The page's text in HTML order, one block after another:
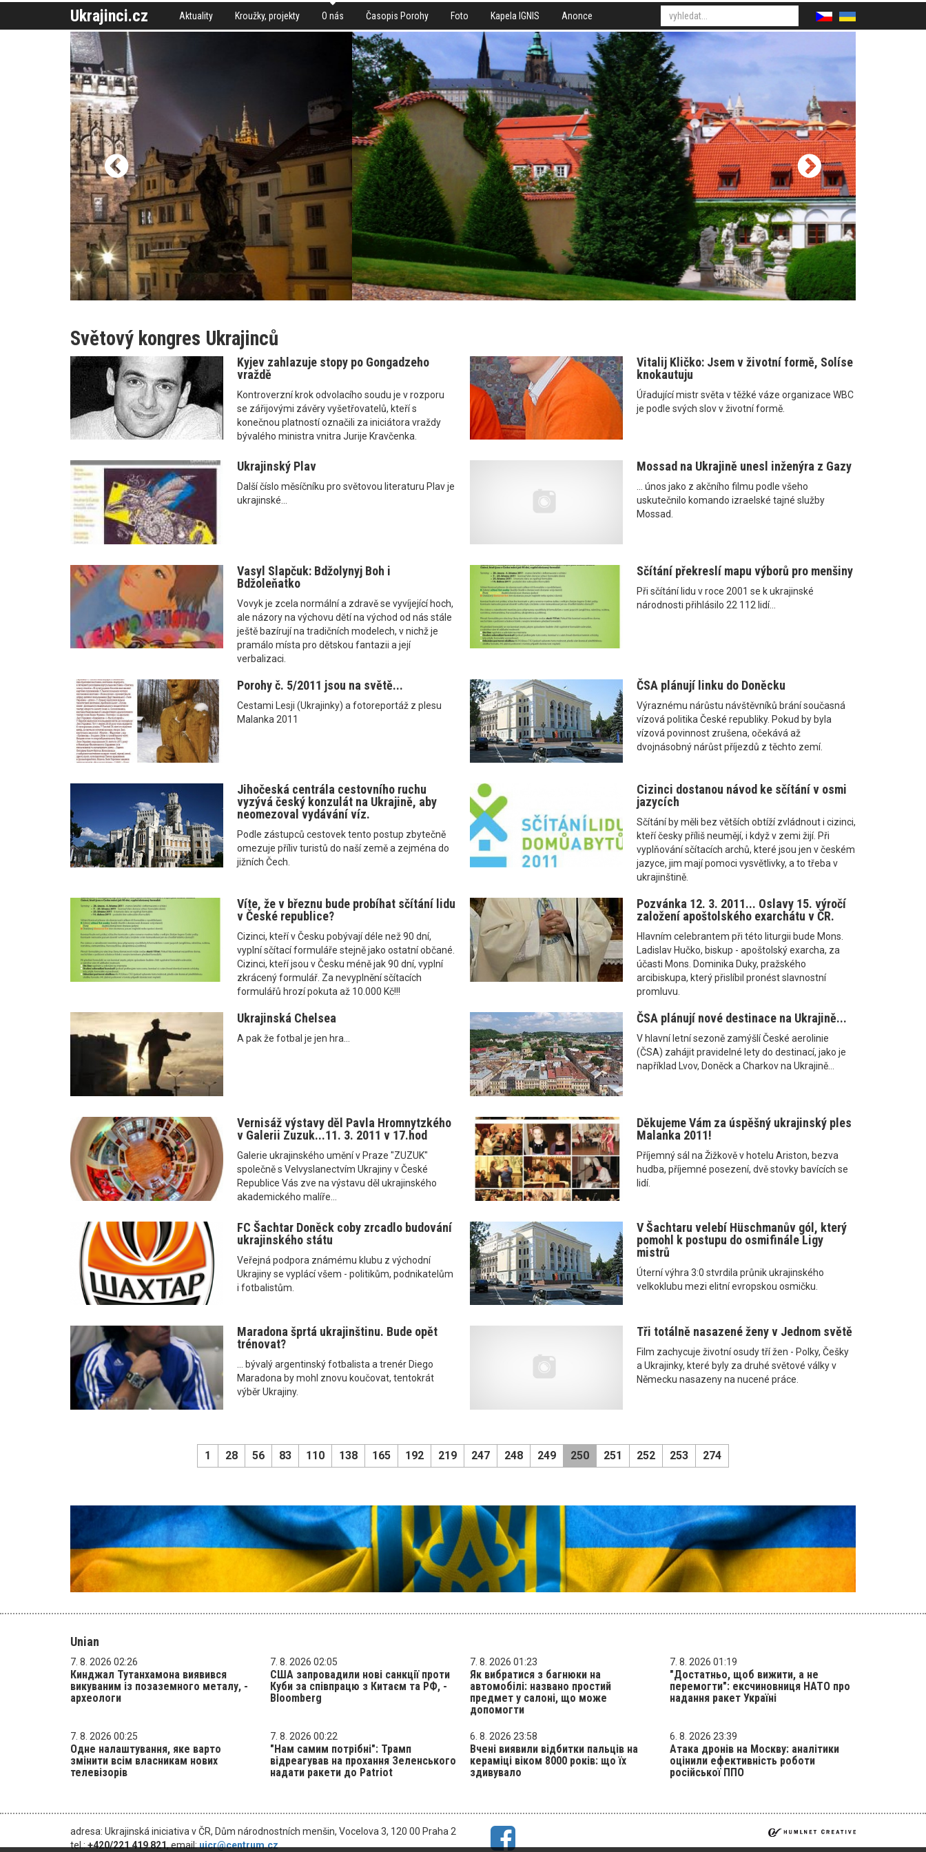
Ukrajinci.cz Aktuality Kroužky, projekty O nás Časopis Porohy Foto Kapela IGNIS Anonce
Světový kongres Ukrajinců
Kyjev zahlazuje stopy po Gongadzeho
vraždě
Kontroverzní krok odvolacího soudu je v rozporu
se zářijovými závěry vyšetřovatelů, kteří s
konečnou platností označili za iniciátora vraždy
bývalého ministra vnitra Jurije Kravčenka.
Vitalij Kličko: Jsem v životní formě, Solíse
knokautuju
Úřadující mistr světa v těžké váze organizace WBC
je podle svých slov v životní formě.
Ukrajinský Plav
Další číslo měsíčníku pro světovou literaturu Plav je
ukrajinské...
Mossad na Ukrajině unesl inženýra z Gazy
... únos jako z akčního filmu podle všeho
uskutečnilo komando izraelské tajné služby
Mossad.
Vasyl Slapčuk: Bdžolynyj Boh i
Bdžoleňatko
Vovyk je zcela normální a zdravě se vyvíjející hoch,
ale názory na výchovu dětí na východ od nás stále
ještě bazírují na tradičních modelech, v nichž je
pramálo místa pro dětskou fantazii a její
verbalizaci.
Sčítání překreslí mapu výborů pro menšiny
Při sčítání lidu v roce 2001 se k ukrajinské
národnosti přihlásilo 22 112 lidí...
Porohy č. 5/2011 jsou na světě...
Cestami Lesji (Ukrajinky) a fotoreportáž z plesu
Malanka 2011
ČSA plánují linku do Doněcku
Výraznému nárůstu návštěvníků brání současná
vízová politika České republiky. Pokud by byla
vízová povinnost zrušena, očekává až
dvojnásobný nárůst příjezdů z těchto zemí.
Jihočeská centrála cestovního ruchu
vyzývá český konzulát na Ukrajině, aby
neomezoval vydávání víz.
Podle zástupců cestovek tento postup zbytečně
omezuje příliv turistů do naší země a zejména do
jižních Čech.
Cizinci dostanou návod ke sčítání v osmi
jazycích
Sčítání by měli bez větších obtíží zvládnout i cizinci,
kteří česky příliš neumějí, i když v zemi žijí. Při
vyplňování sčítacích archů, které jsou jen v českém
jazyce, jim mají pomoci vysvětlivky, a to třeba v
ukrajinštině.
Víte, že v březnu bude probíhat sčítání lidu
v České republice?
Cizinci, kteří v Česku pobývají déle než 90 dní,
vyplní sčítací formuláře stejně jako ostatní občané.
Cizinci, kteří jsou v Česku méně jak 90 dní, vyplní
zkrácený formulář. Za nevyplnění sčítacích
formulářů hrozí pokuta až 10.000 Kč!!!
Pozvánka 12. 3. 2011... Oslavy 15. výročí
založení apoštolského exarchátu v ČR.
Hlavním celebrantem při této liturgii bude Mons.
Ladislav Hučko, biskup - apoštolský exarcha, za
účasti Mons. Dominika Duky, pražského
arcibiskupa, který přislíbil pronést slavnostní
promluvu.
Ukrajinská Chelsea
A pak že fotbal je jen hra...
ČSA plánují nové destinace na Ukrajině...
V hlavní letní sezoně zamýšlí České aerolinie
(ČSA) zahájit pravidelné lety do destinací, jako je
například Lvov, Doněck a Charkov na Ukrajině...
Vernisáž výstavy děl Pavla Hromnytzkého
v Galerii Zuzuk...11. 3. 2011 v 17.hod
Galerie ukrajinského umění v Praze "ZUZUK"
společně s Velvyslanectvím Ukrajiny v České
Republice Vás zve na výstavu děl ukrajinského
akademického malíře...
Děkujeme Vám za úspěšný ukrajinský ples
Malanka 2011!
Příjemný sál na Žižkově v hotelu Ariston, bezva
hudba, příjemné posezení, dvě stovky bavících se
lidí.
FC Šachtar Doněck coby zrcadlo budování
ukrajinského státu
Veřejná podpora známému klubu z východní
Ukrajiny se vyplácí všem - politikům, podnikatelům
i fotbalistům.
V Šachtaru velebí Hüschmanův gól, který
pomohl k postupu do osmifinále Ligy
mistrů
Úterní výhra 3:0 stvrdila průnik ukrajinského
velkoklubu mezi elitní evropskou osmičku.
Maradona šprtá ukrajinštinu. Bude opět
trénovat?
... bývalý argentinský fotbalista a trenér Diego
Maradona by mohl znovu koučovat, tentokrát
výběr Ukrajiny.
Tři totálně nasazené ženy v Jednom světě
Film zachycuje životní osudy tří žen - Polky, Češky
a Ukrajinky, které byly za druhé světové války v
Německu nasazeny na nucené práce.
1 28 56 83 110 138 165 192 219 247 248 249 250 251 252 253 274
Unian
7. 8. 2026 02:26
Кинджал Тутанхамона виявився
викуваним із позаземного металу, -
археологи
7. 8. 2026 02:05
США запровадили нові санкції проти
Куби за співпрацю з Китаєм та РФ, -
Bloomberg
7. 8. 2026 01:23
Як вибратися з багнюки на
автомобілі: названо простий
предмет у салоні, що може
допомогти
7. 8. 2026 01:19
"Достатньо, щоб вижити, а не
перемогти": ексчиновниця НАТО про
надання ракет Україні
7. 8. 2026 00:25
Одне налаштування, яке варто
змінити всім власникам нових
телевізорів
7. 8. 2026 00:22
"Нам самим потрібні": Трамп
відреагував на прохання Зеленського
надати ракети до Patriot
6. 8. 2026 23:58
Вчені виявили відбитки пальців на
кераміці віком 8000 років: що їх
здивувало
6. 8. 2026 23:39
Атака дронів на Москву: аналітики
оцінили ефективність роботи
російської ППО
adresa: Ukrajinská iniciativa v ČR, Dům národnostních menšin, Vocelova 3, 120 00 Praha 2
tel.:+420/221 419 821, email:uicr@centrum.cz